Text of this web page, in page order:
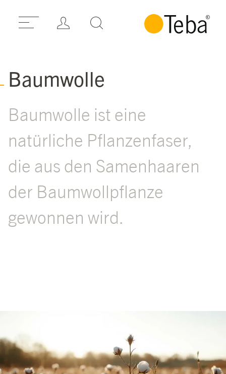
Baumwolle
Baumwolle ist eine
natürliche Pflanzenfaser,
die aus den Samenhaaren
der Baumwollpflanze
gewonnen wird.